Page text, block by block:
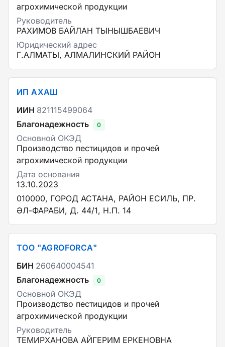
агрохимической продукции
Руководитель
РАХИМОВ БАЙЛАН ТЫНЫШБАЕВИЧ
Юридический адрес
Г.АЛМАТЫ, АЛМАЛИНСКИЙ РАЙОН
ИП АХАШ
ИИН 821115499064
Благонадежность
0
Основной ОКЭД
Производство пестицидов и прочей
агрохимической продукции
Дата основания
13.10.2023
010000, ГОРОД АСТАНА, РАЙОН ЕСИЛЬ, ПР.
ӘЛ-ФАРАБИ, Д. 44/1, Н.П. 14
ТОО "AGROFORCA"
БИН 260640004541
Благонадежность
0
Основной ОКЭД
Производство пестицидов и прочей
агрохимической продукции
Руководитель
ТЕМИРХАНОВА АЙГЕРИМ ЕРКЕНОВНА